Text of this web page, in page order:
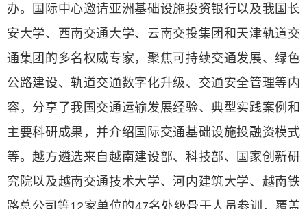
办。国际中心邀请亚洲基础设施投资银行以及我国长
安大学、西南交通大学、云南交投集团和天津轨道交
通集团的多名权威专家，聚焦可持续交通发展、绿色
公路建设、轨道交通数字化升级、交通安全管理等内
容，分享了我国交通运输发展经验、典型实践案例和
主要科研成果，并介绍国际交通基础设施投融资模式
等。越方遴选来自越南建设部、科技部、国家创新研
究院以及越南交通技术大学、河内建筑大学、越南铁
路总公司等12家单位的47名处级骨干人员参训，覆盖